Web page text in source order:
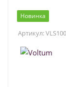
Новинка
Артикул: